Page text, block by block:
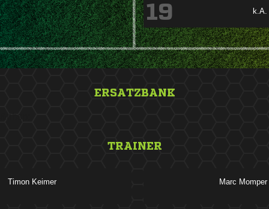
k.A.
19
ERSATZBANK
TRAINER
   